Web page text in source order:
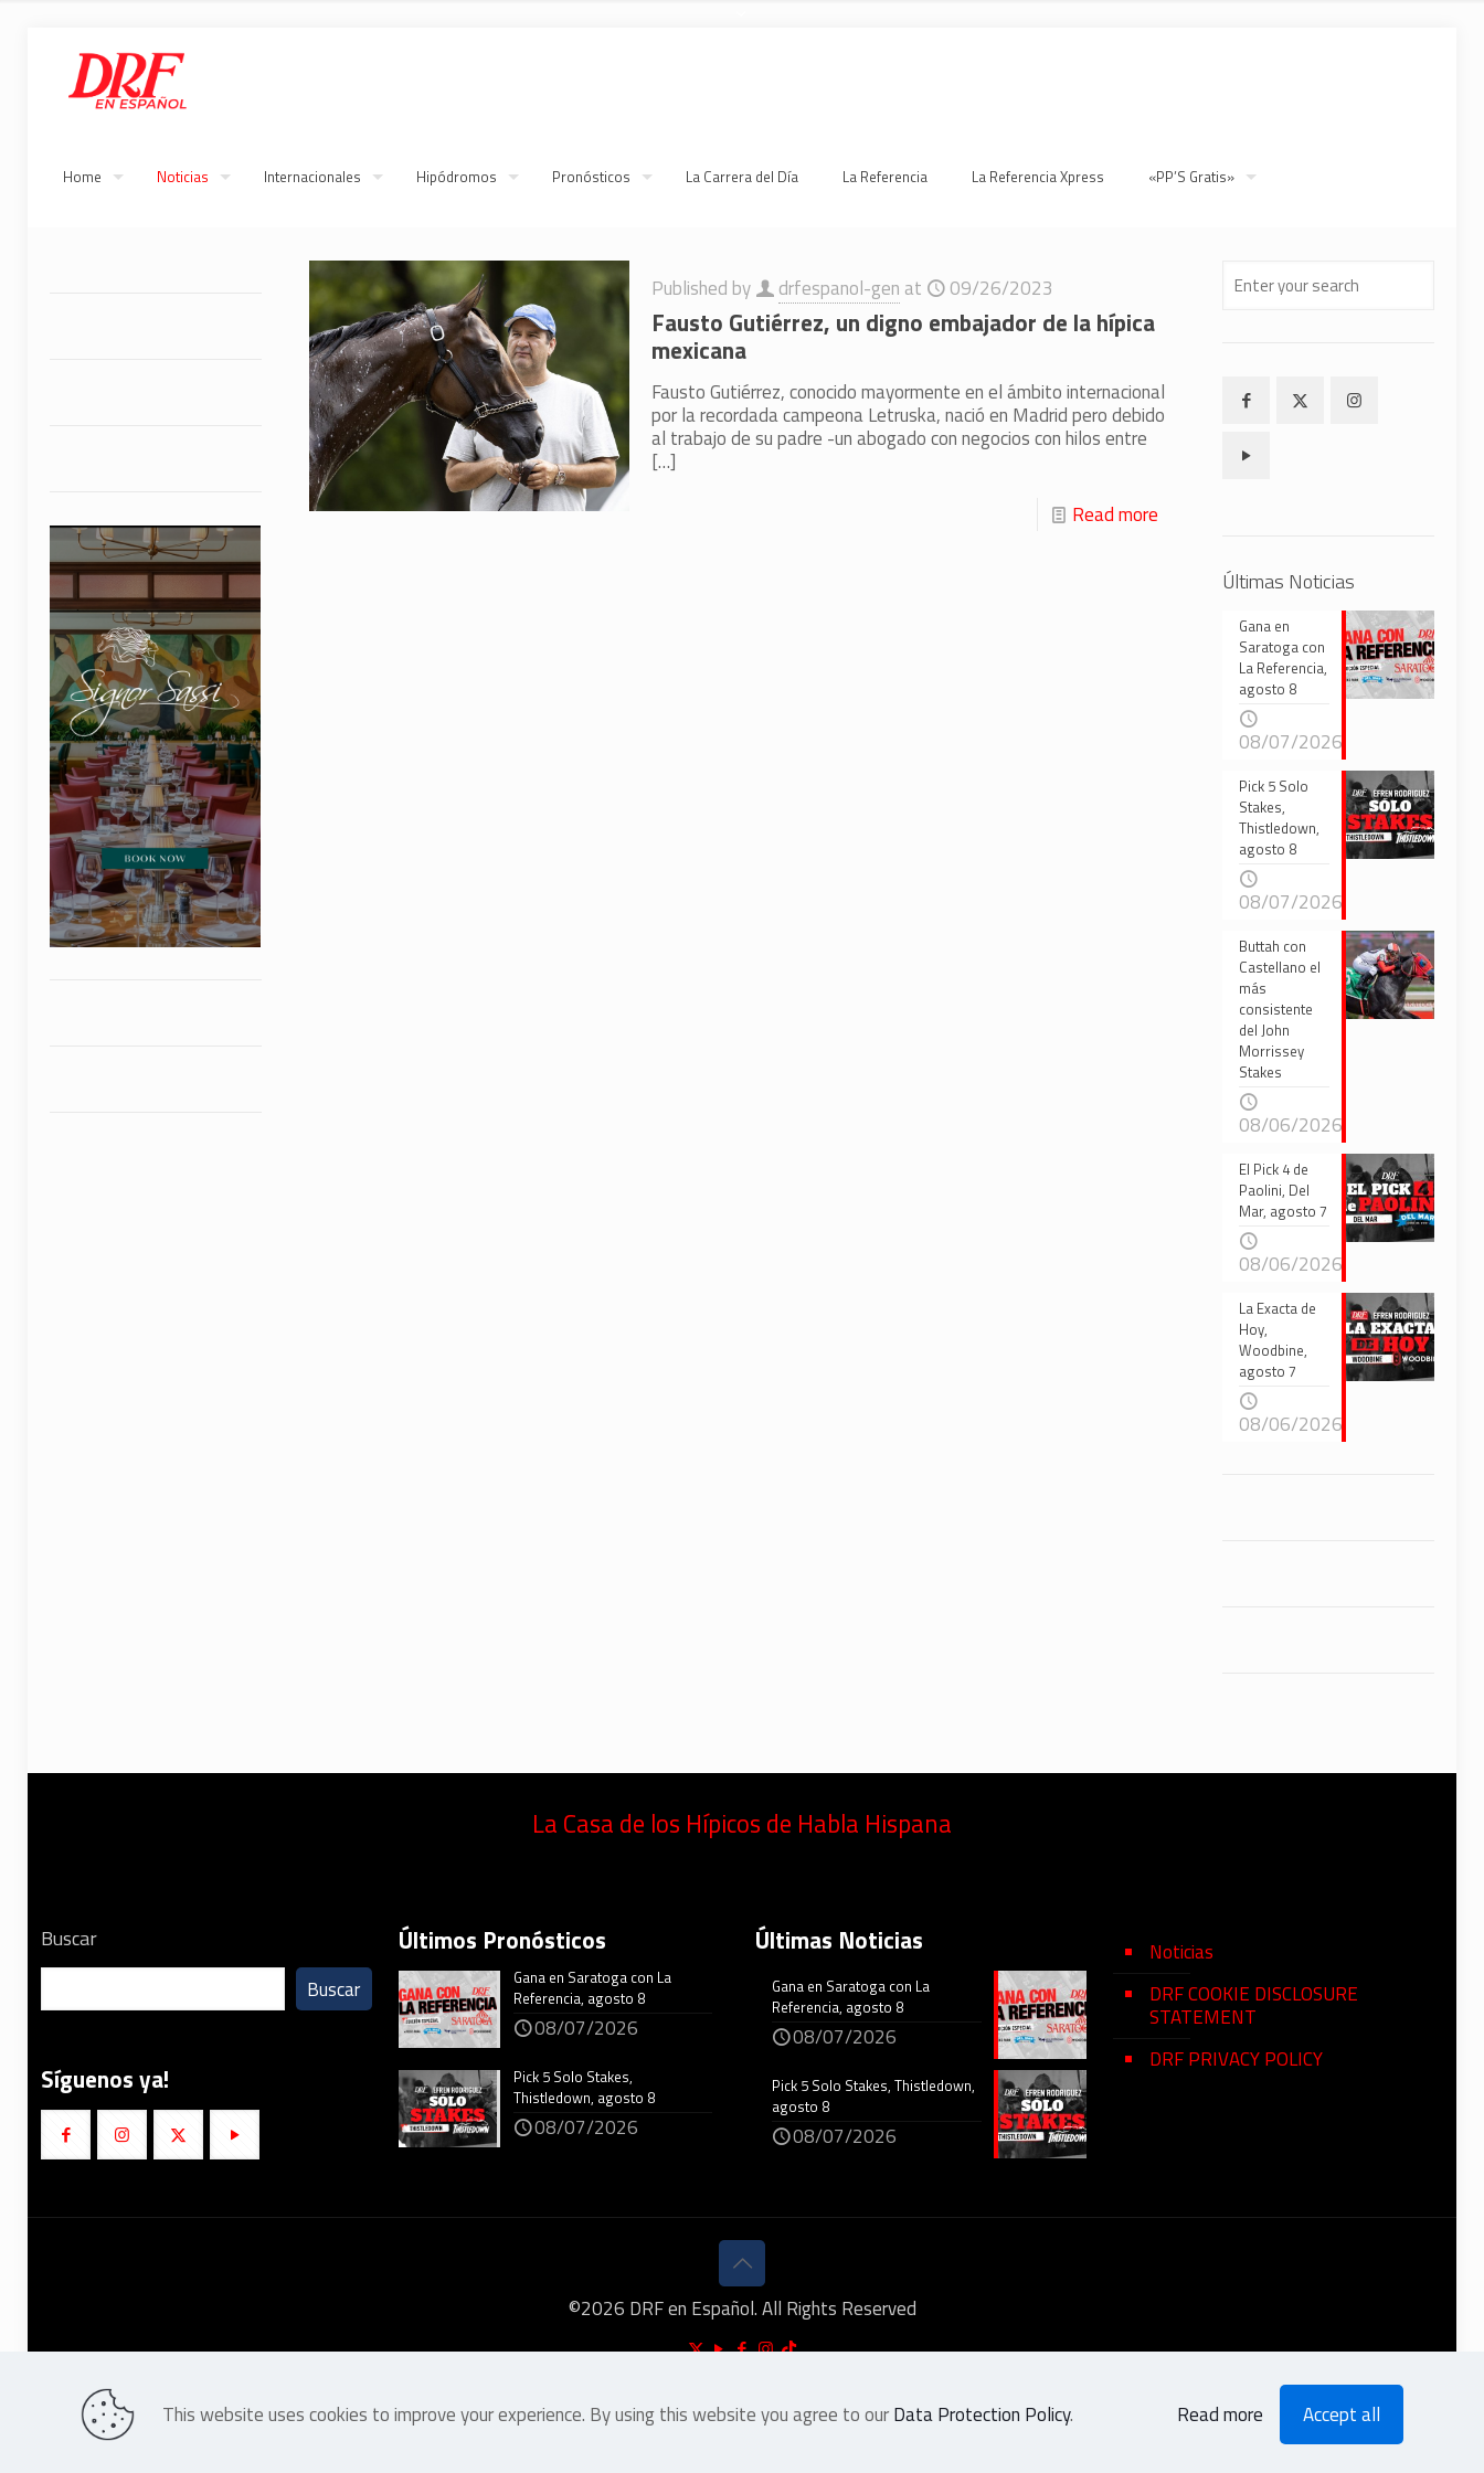
Home Noticias Internacionales Hipódromos Pronósticos La Carrera del Día La Referencia La Referencia Xpress «PP’S Gratis»
Published by drfespanol-gen at 09/26/2023
Fausto Gutiérrez, un digno embajador de la hípica
mexicana
Fausto Gutiérrez, conocido mayormente en el ámbito internacional
por la recordada campeona Letruska, nació en Madrid pero debido
al trabajo de su padre -un abogado con negocios con hilos entre
[…]
Read more
Últimas Noticias
Gana en
Saratoga con
La Referencia,
agosto 8
08/07/2026
Pick 5 Solo
Stakes,
Thistledown,
agosto 8
08/07/2026
Buttah con
Castellano el
más
consistente
del John
Morrissey
Stakes
08/06/2026
El Pick 4 de
Paolini, Del
Mar, agosto 7
08/06/2026
La Exacta de
Hoy,
Woodbine,
agosto 7
08/06/2026
La Casa de los Hípicos de Habla Hispana
Buscar
Buscar
Síguenos ya!
Últimos Pronósticos
Gana en Saratoga con La
Referencia, agosto 8
08/07/2026
Pick 5 Solo Stakes,
Thistledown, agosto 8
08/07/2026
Últimas Noticias
Gana en Saratoga con La
Referencia, agosto 8
08/07/2026
Pick 5 Solo Stakes, Thistledown,
agosto 8
08/07/2026
Noticias
DRF COOKIE DISCLOSURE
STATEMENT
DRF PRIVACY POLICY
©2026 DRF en Español. All Rights Reserved
This website uses cookies to improve your experience. By using this website you agree to ourData Protection Policy. Read more Accept all